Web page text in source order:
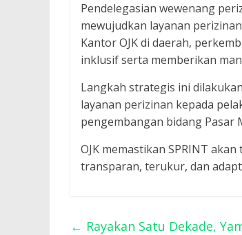
Pendelegasian wewenang
mewujudkan layanan
Kantor OJK di daerah,
inklusif serta memberikan
Langkah strategis ini
layanan perizinan kepada
pengembangan bidang Pasar
OJK memastikan SPRINT
transparan, terukur, dan
← Rayakan Satu Dekade,